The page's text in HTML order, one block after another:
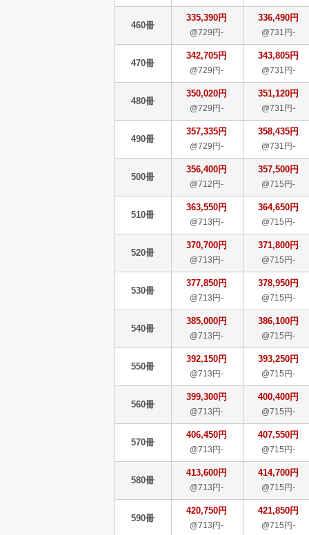
460冊
335,390円
@729円-
336,490円
@731円-
470冊
342,705円
@729円-
343,805円
@731円-
480冊
350,020円
@729円-
351,120円
@731円-
490冊
357,335円
@729円-
358,435円
@731円-
500冊
356,400円
@712円-
357,500円
@715円-
510冊
363,550円
@713円-
364,650円
@715円-
520冊
370,700円
@713円-
371,800円
@715円-
530冊
377,850円
@713円-
378,950円
@715円-
540冊
385,000円
@713円-
386,100円
@715円-
550冊
392,150円
@713円-
393,250円
@715円-
560冊
399,300円
@713円-
400,400円
@715円-
570冊
406,450円
@713円-
407,550円
@715円-
580冊
413,600円
@713円-
414,700円
@715円-
590冊
420,750円
@713円-
421,850円
@715円-